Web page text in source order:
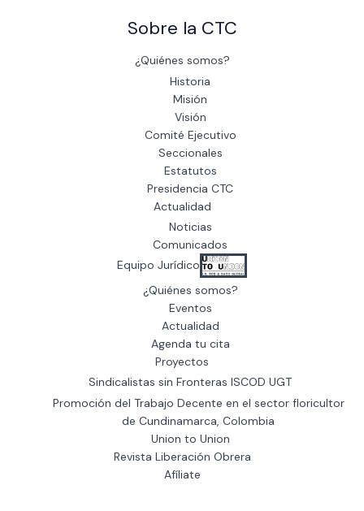
Sobre la CTC
¿Quiénes somos?
Historia
Misión
Visión
Comité Ejecutivo
Seccionales
Estatutos
Presidencia CTC
Actualidad
Noticias
Comunicados
Equipo Jurídico
¿Quiénes somos?
Eventos
Actualidad
Agenda tu cita
Proyectos
Sindicalistas sin Fronteras ISCOD UGT
Promoción del Trabajo Decente en el sector floricultor
de Cundinamarca, Colombia
Union to Union
Revista Liberación Obrera
Afíliate